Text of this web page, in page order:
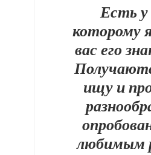
Есть
которому
вас его
ищу и
любимым